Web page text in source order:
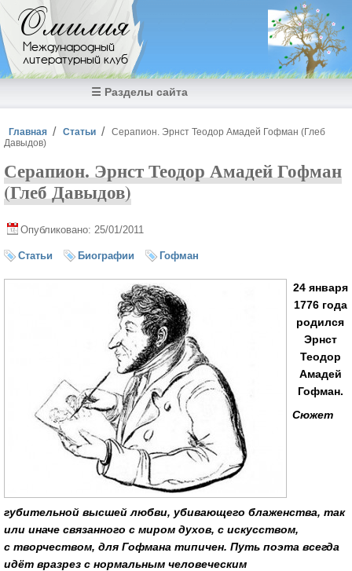
Перейти к основному содержанию
Омилия
Международный
литературный клуб
☰ Разделы сайта
Вы здесь
Главная Статьи
Серапион. Эрнст Теодор Амадей Гофман (Глеб
Давыдов)
Серапион. Эрнст Теодор Амадей Гофман
(Глеб Давыдов)
Опубликовано: 25/01/2011
Статьи Биографии Гофман
24 января
1776 года
родился
Эрнст
Теодор
Амадей
Гофман.
Сюжет
губительной высшей любви, убивающего блаженства, так
или иначе связанного с миром духов, с искусством,
с творчеством, для Гофмана типичен. Путь поэта всегда
идёт вразрез с нормальным человеческим